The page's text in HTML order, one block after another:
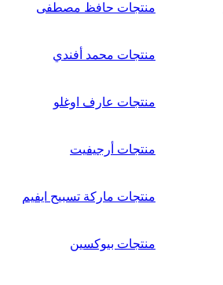
منتجات حافظ مصطفى
منتجات محمد أفندي
منتجات عارف اوغلو
منتجات أرجيفيت
منتجات ماركة تسبيح ايفيم
منتجات بيوكسين